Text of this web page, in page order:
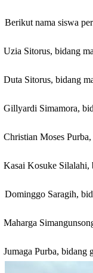
Berikut nama siswa
Uzia Sitorus, bidang
Duta Sitorus, bidang
Gillyardi Simamora,
Christian Moses
Kasai Kosuke Silalahi,
Dominggo Saragih,
Maharga
Jumaga Purba, bidang